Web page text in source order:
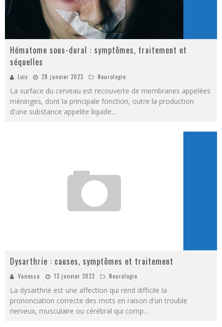
Hématome sous-dural : symptômes, traitement et
séquelles
Loic 28 janvier 2023 Neurologie
La surface du cerveau est recouverte de membranes appelées
méninges, dont la principale fonction, outre la production
d'une substance appelée liquide...
Dysarthrie : causes, symptômes et traitement
Vanessa 13 janvier 2023 Neurologie
La dysarthrie est une affection qui rend difficile la
prononciation correcte des mots en raison d'un trouble
nerveux, musculaire ou cérébral qui comp...